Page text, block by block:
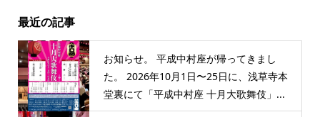
最近の記事
お知らせ。 平成中村座が帰ってきまし
た。 2026年10月1日〜25日に、浅草寺本
堂裏にて「平成中村座 十月大歌舞伎」...